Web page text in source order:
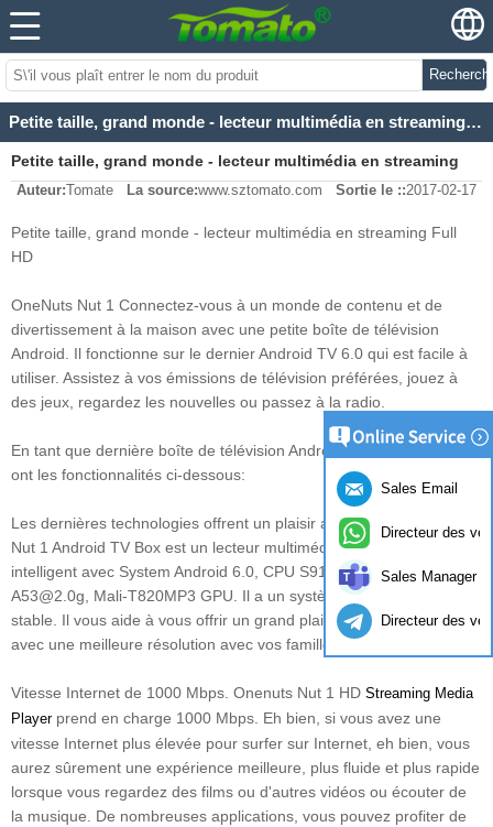
Petite taille, grand monde - lecteur multimédia en streaming Full HD
Petite taille, grand monde - lecteur multimédia en streaming
Full HD
Auteur:Tomate La source:www.sztomato.com Sortie le ::2017-02-17
Petite taille, grand monde - lecteur multimédia en streaming Full
HD
OneNuts Nut 1 Connectez-vous à un monde de contenu et de
divertissement à la maison avec une petite boîte de télévision
Android. Il fonctionne sur le dernier Android TV 6.0 qui est facile à
utiliser. Assistez à vos émissions de télévision préférées, jouez à
des jeux, regardez les nouvelles ou passez à la radio.
En tant que dernière boîte de télévision Android, les noix Onenuts 1
ont les fonctionnalités ci-dessous:
Les dernières technologies offrent un plaisir aux familles. OneNuts
Nut 1 Android TV Box est un lecteur multimédia de streaming
intelligent avec System Android 6.0, CPU S912 Octa-core-Cortex-
A53@2.0g, Mali-T820MP3 GPU. Il a un système meilleur et plus
stable. Il vous aide à vous offrir un grand plaisir du temps télévisé
avec une meilleure résolution avec vos familles.
Vitesse Internet de 1000 Mbps. Onenuts Nut 1 HD Streaming Media
Player prend en charge 1000 Mbps. Eh bien, si vous avez une
vitesse Internet plus élevée pour surfer sur Internet, eh bien, vous
aurez sûrement une expérience meilleure, plus fluide et plus rapide
lorsque vous regardez des films ou d'autres vidéos ou écouter de
la musique. De nombreuses applications, vous pouvez profiter de
Sales Email
Directeur des
Sales Manager
Directeur des